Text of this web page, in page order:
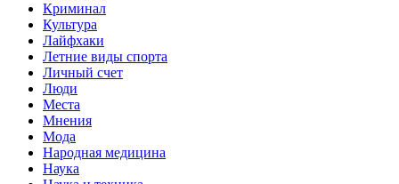
Криминал
Культура
Лайфхаки
Летние виды спорта
Личный счет
Люди
Места
Мнения
Мода
Народная медицина
Наука